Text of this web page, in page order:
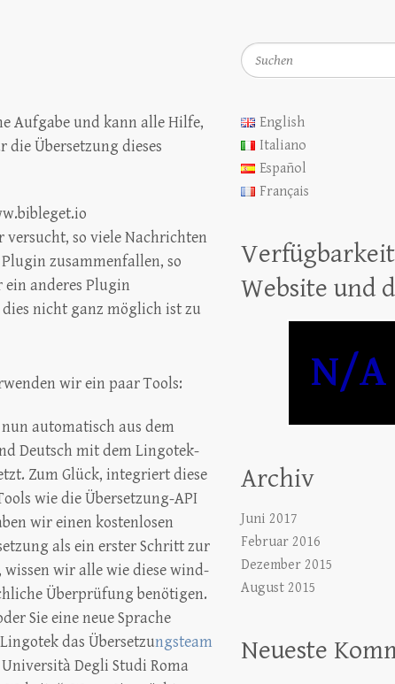
Aufgabe und kann alle Hilfe,
die Übersetzung dieses
so viele Nachrichten
zusammenfallen, so
anderes Plugin
nicht ganz möglich ist zu
wir ein paar Tools:
automatisch aus dem
Deutsch mit dem Lingotek-
Zum Glück, integriert diese
wie die Übersetzung-API
wir einen kostenlosen
als ein erster Schritt zur
wir alle wie diese wind-
Überprüfung benötigen.
Sie eine neue Sprache
das Übersetzungsteam
Degli Studi Roma
Suchen
English
Italiano
Español
Français
Website und
N/A
Archiv
Juni 2017
Februar 2016
Dezember 2015
August 2015
Neueste